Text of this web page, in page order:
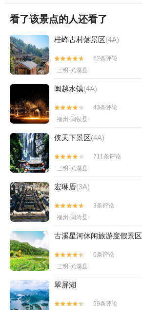
看了该景点的人还看了
桂峰古村落景区(4A)


62条评论
三明·尤溪县
闽越水镇(4A)


43条评论
福州·闽侯县
侠天下景区(4A)


711条评论
三明·尤溪县
宏琳厝(3A)


3条评论
福州·闽清县
古溪星河休闲旅游度假景区


0条评论
三明·尤溪县
翠屏湖

 59条评论